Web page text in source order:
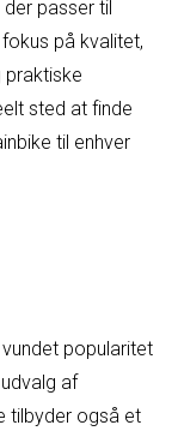
passer til
på kvalitet,
praktiske
sted at finde
til enhver
popularitet
af
tilbyder også et